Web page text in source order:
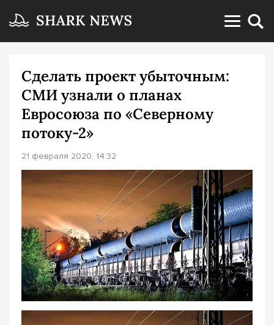
Сделать проект убыточным:
СМИ узнали о планах
Евросоюза по «Северному
потоку-2»
21 февраля 2020, 14:32